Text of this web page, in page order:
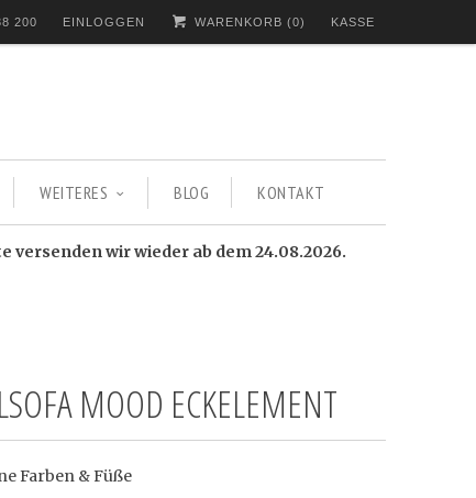
200 EINLOGGEN WARENKORB (0) KASSE
WEITERES BLOG KONTAKT
versenden wir wieder ab dem 24.08.2026.
MOOD ECKELEMENT
Farben & Füße